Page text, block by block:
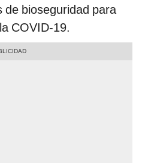
de bioseguridad para
COVID-19.